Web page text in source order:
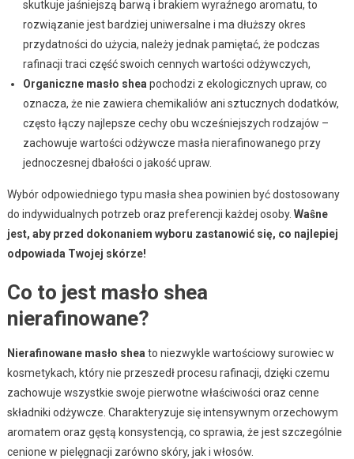
skutkuje jaśniejszą barwą i brakiem wyraźnego aromatu, to
rozwiązanie jest bardziej uniwersalne i ma dłuższy okres
przydatności do użycia, należy jednak pamiętać, że podczas
rafinacji traci część swoich cennych wartości odżywczych,
Organiczne masło shea pochodzi z ekologicznych upraw, co
oznacza, że nie zawiera chemikaliów ani sztucznych dodatków,
często łączy najlepsze cechy obu wcześniejszych rodzajów –
zachowuje wartości odżywcze masła nierafinowanego przy
jednoczesnej dbałości o jakość upraw.
Wybór odpowiedniego typu masła shea powinien być dostosowany
do indywidualnych potrzeb oraz preferencji każdej osoby. Waŝne
jest, aby przed dokonaniem wyboru zastanowić się, co najlepiej
odpowiada Twojej skórze!
Co to jest masło shea
nierafinowane?
Nierafinowane masło shea to niezwykle wartościowy surowiec w
kosmetykach, który nie przeszedł procesu rafinacji, dzięki czemu
zachowuje wszystkie swoje pierwotne właściwości oraz cenne
składniki odżywcze. Charakteryzuje się intensywnym orzechowym
aromatem oraz gęstą konsystencją, co sprawia, że jest szczególnie
cenione w pielęgnacji zarówno skóry, jak i włosów.